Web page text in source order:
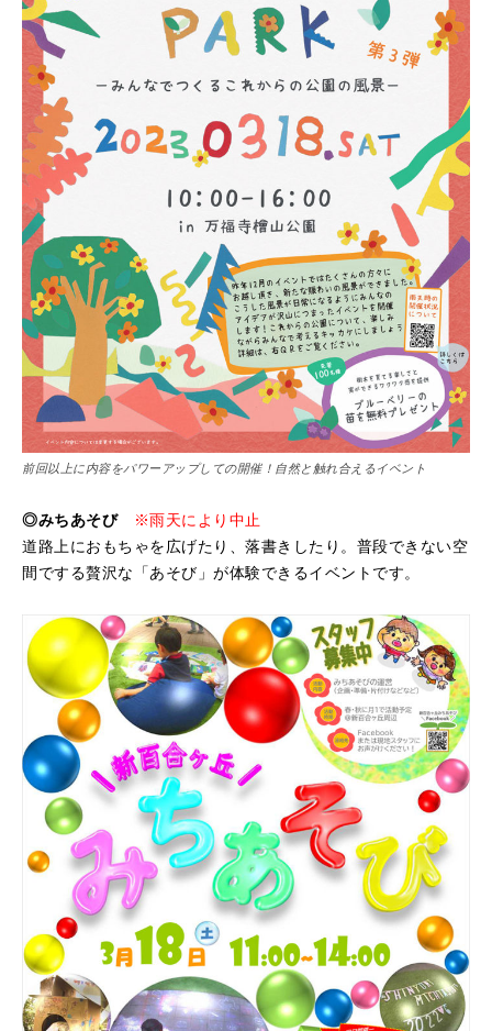
前回以上に内容をパワーアップしての開催！自然と触れ合えるイベント
◎みちあそび
※雨天により中止
道路上におもちゃを広げたり、落書きしたり。普段できない空
間でする贅沢な「あそび」が体験できるイベントです。